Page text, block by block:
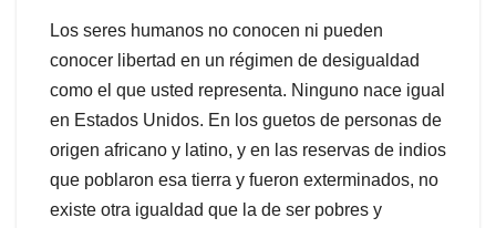
Los seres humanos no conocen ni pueden
conocer libertad en un régimen de desigualdad
como el que usted representa. Ninguno nace igual
en Estados Unidos. En los guetos de personas de
origen africano y latino, y en las reservas de indios
que poblaron esa tierra y fueron exterminados, no
existe otra igualdad que la de ser pobres y